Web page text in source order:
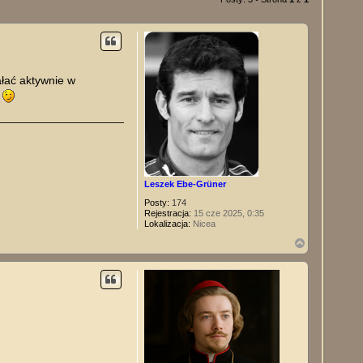
Leszek Ebe-Grüner
Posty: 174
Rejestracja: 15 cze 2025, 0:35
Lokalizacja: Nicea
aktywnie w
a
g